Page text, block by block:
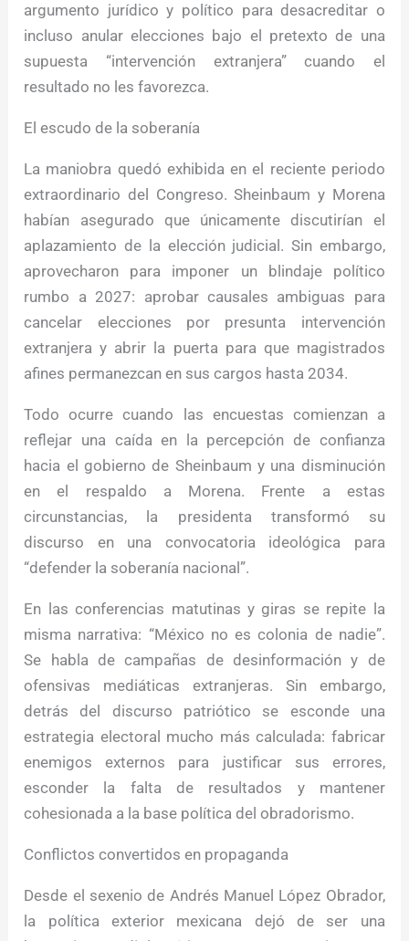
argumento jurídico y político para desacreditar o
incluso anular elecciones bajo el pretexto de una
supuesta “intervención extranjera” cuando el
resultado no les favorezca.
El escudo de la soberanía
La maniobra quedó exhibida en el reciente periodo
extraordinario del Congreso. Sheinbaum y Morena
habían asegurado que únicamente discutirían el
aplazamiento de la elección judicial. Sin embargo,
aprovecharon para imponer un blindaje político
rumbo a 2027: aprobar causales ambiguas para
cancelar elecciones por presunta intervención
extranjera y abrir la puerta para que magistrados
afines permanezcan en sus cargos hasta 2034.
Todo ocurre cuando las encuestas comienzan a
reflejar una caída en la percepción de confianza
hacia el gobierno de Sheinbaum y una disminución
en el respaldo a Morena. Frente a estas
circunstancias, la presidenta transformó su
discurso en una convocatoria ideológica para
“defender la soberanía nacional”.
En las conferencias matutinas y giras se repite la
misma narrativa: “México no es colonia de nadie”.
Se habla de campañas de desinformación y de
ofensivas mediáticas extranjeras. Sin embargo,
detrás del discurso patriótico se esconde una
estrategia electoral mucho más calculada: fabricar
enemigos externos para justificar sus errores,
esconder la falta de resultados y mantener
cohesionada a la base política del obradorismo.
Conflictos convertidos en propaganda
Desde el sexenio de Andrés Manuel López Obrador,
la política exterior mexicana dejó de ser una